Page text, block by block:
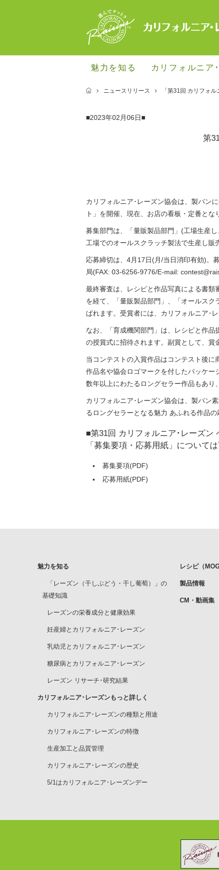
魅力を知る カリフォルニア
ニュースリリース 「第31回 カリフォ
■2023年02月06日■
第
カリフォルニア･レーズン協会は、製パン
ト」を開催、現在、お店の看板・定番とな
募集部門は、「量販製品部門」(工場生産
工場でのオールスクラッチ製法で生産し販
応募締切は、4月17日(月/当日消印有効)。
局(FAX: 03-6256-9776/E-mail:
最終審査は、レシピと作品写真による書
を経て、「量販製品部門」、「オールス
ばれます。受賞者には、カリフォルニア･
なお、「育成機関部門」は、レシピと作
の授賞式に招待されます。副賞として、賞
当コンテストの入賞作品はコンテスト後
作品名や協会ロゴマークを付したパッケー
数年以上にわたるロングセラー作品もあり
カリフォルニア･レーズン協会は、製パン
るロングセラーとなる魅力 あふれる作品の
■第31回 カリフォルニア･レーズン
「募集要項・応募用紙」について
募集要項(PDF)
応募用紙(PDF)
魅力を知る
「レーズン（干しぶどう・干し葡萄）」の
基礎知識
レーズンの栄養成分と健康効果
妊産婦とカリフォルニア･レーズン
乳幼児とカリフォルニア･レーズン
糖尿病とカリフォルニア･レーズン
レーズン リサーチ･研究結果
カリフォルニア･レーズンもっと詳しく
カリフォルニア･レーズンの種類と用途
カリフォルニア･レーズンの特徴
生産加工と品質管理
カリフォルニア･レーズンの歴史
5/1はカリフォルニア･レーズンデー
レシピ（
製品情報
CM・動画集